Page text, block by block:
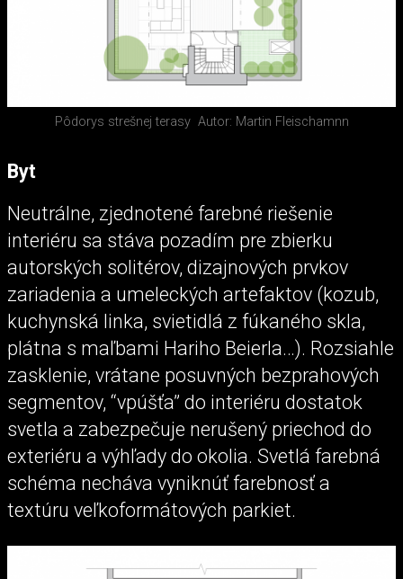
Pôdorys strešnej terasy Autor: Martin Fleischamnn
Byt
Neutrálne, zjednotené farebné riešenie
interiéru sa stáva pozadím pre zbierku
autorských solitérov, dizajnových prvkov
zariadenia a umeleckých artefaktov (kozub,
kuchynská linka, svietidlá z fúkaného skla,
plátna s maľbami Hariho Beierla…). Rozsiahle
zasklenie, vrátane posuvných bezprahových
segmentov, “vpúšťa” do interiéru dostatok
svetla a zabezpečuje nerušený priechod do
exteriéru a výhľady do okolia. Svetlá farebná
schéma necháva vyniknúť farebnosť a
textúru veľkoformátových parkiet.